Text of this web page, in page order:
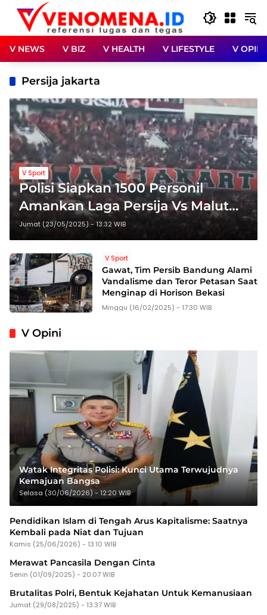
Langsung
konten
V NEWS V BIZ V HEALTH V LIFESTYLE V OPINI
Persija jakarta
V Sport
Polisi Siapkan 1500 Personil
Amankan Laga Persija Vs Malut
United
Jumat (23/05/2025) - 13:32 WIB
V Sport
Gawat, Tim Persib Bandung Alami
Vandalisme dan Teror Petasan Saat
Menginap di Horison Bekasi
Minggu (16/02/2025) - 17:30 WIB
V Opini
Watak Integritas Polisi: Kunci Utama Terwujudnya
Kemajuan Bangsa
Selasa (30/06/2026) - 12:20 WIB
Pendidikan Islam di Tengah Arus Kapitalisme: Saatnya
Kembali pada Niat dan Tujuan
Kamis (25/06/2026) - 13:10 WIB
Merawat Pancasila Dengan Cinta
Senin (01/09/2025) - 20:07 WIB
Brutalitas Polri, Bentuk Kejahatan Untuk Kemanusiaan
Jumat (29/08/2025) - 13:37 WIB